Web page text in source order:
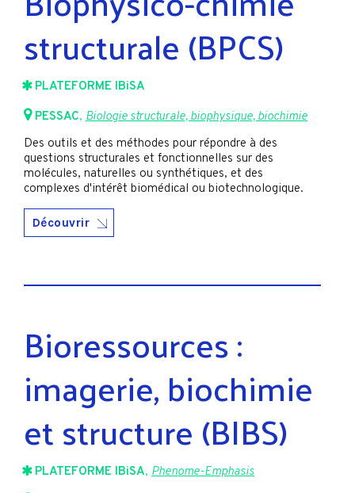
structurale (BPCS)
PLATEFORME IBiSA
PESSAC, Biologie structurale, biophysique, biochimie
Des outils et des méthodes pour répondre à des
questions structurales et fonctionnelles sur des
molécules, naturelles ou synthétiques, et des
complexes d'intérêt biomédical ou biotechnologique.
Découvrir
Bioressources :
imagerie, biochimie
et structure (BIBS)
PLATEFORME IBiSA, Phenome-Emphasis